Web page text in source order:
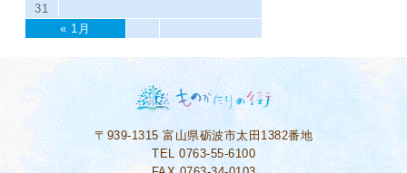
« 1月
31
〒939-1315富山県砺波市太田1382番地
TEL 0763-55-6100